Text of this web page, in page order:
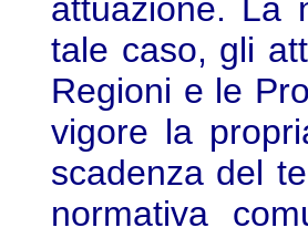
attuazione. La
tale caso, gli
Regioni e le
vigore la
scadenza del
normativa